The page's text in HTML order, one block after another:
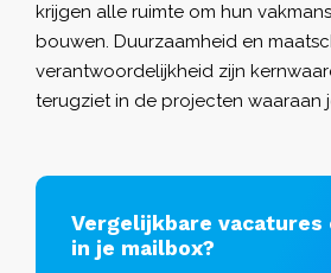
krijgen alle ruimte om hun
bouwen. Duurzaamheid en
verantwoordelijkheid zijn
terugziet in de projecten waaraan
Vergelijkbare vacatures
in je mailbox?